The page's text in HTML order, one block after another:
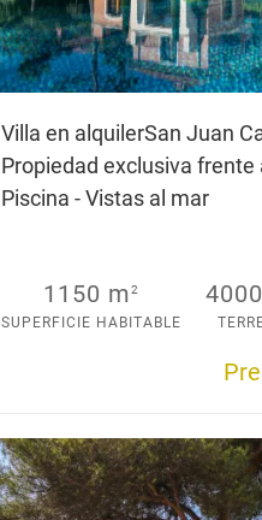
Villa en alquilerSan Juan
Propiedad exclusiva frente
Piscina - Vistas al mar
1150 m2
SUPERFICIE HABITABLE